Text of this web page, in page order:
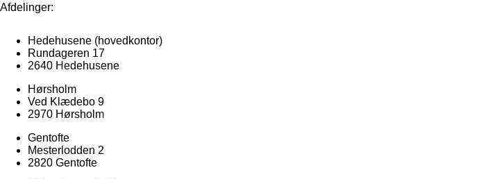
Afdelinger:
Hedehusene (hovedkontor)
Rundageren 17
2640 Hedehusene
Hørsholm
Ved Klædebo 9
2970 Hørsholm
Gentofte
Mesterlodden 2
2820 Gentofte